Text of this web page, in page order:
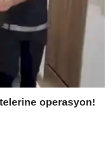
operasyon!